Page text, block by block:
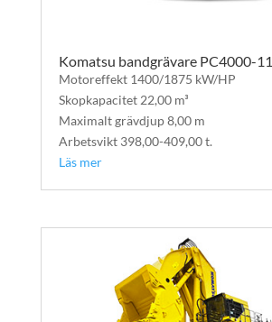
Komatsu bandgrävare PC4000-11
Motoreffekt 1400/1875 kW/HP
Skopkapacitet 22,00 m³
Maximalt grävdjup 8,00 m
Arbetsvikt 398,00-409,00 t.
Läs mer